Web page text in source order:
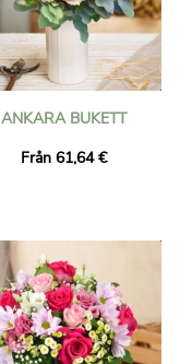
ANKARA BUKETT
Från 61,64 €